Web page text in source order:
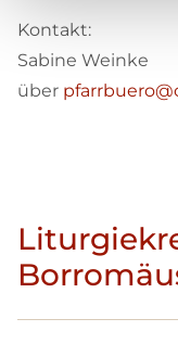
Kontakt:
Sabine Weinke
über